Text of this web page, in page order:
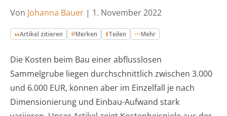
Von Johanna Bauer | 1. November 2022
Artikel zitieren Merken Teilen Mehr
Die Kosten beim Bau einer abflusslosen
Sammelgrube liegen durchschnittlich zwischen 3.000
und 6.000 EUR, können aber im Einzelfall je nach
Dimensionierung und Einbau-Aufwand stark